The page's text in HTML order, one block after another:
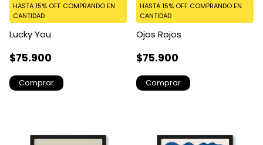
Lucky You
$75.900
HASTA 15% OFF COMPRANDO EN
CANTIDAD
Comprar
Ojos Rojos
$75.900
HASTA 15% OFF COMPRANDO EN
CANTIDAD
Comprar